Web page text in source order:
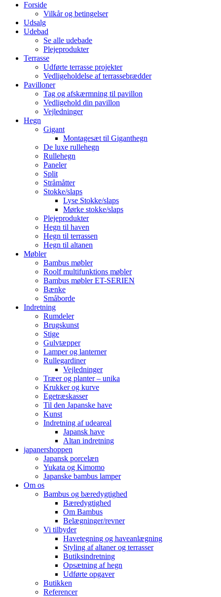
Forside
Vilkår og betingelser
Udsalg
Udebad
Se alle udebade
Plejeprodukter
Terrasse
Udførte terrasse projekter
Vedligeholdelse af terrassebrædder
Pavilloner
Tag og afskærmning til pavillon
Vedligehold din pavillon
Vejledninger
Hegn
Gigant
Montagesæt til Giganthegn
De luxe rullehegn
Rullehegn
Paneler
Split
Stråmåtter
Stokke/slaps
Lyse Stokke/slaps
Mørke stokke/slaps
Plejeprodukter
Hegn til haven
Hegn til terrassen
Hegn til altanen
Møbler
Bambus møbler
Roolf multifunktions møbler
Bambus møbler ET-SERIEN
Bænke
Småborde
Indretning
Rumdeler
Brugskunst
Stige
Gulvtæpper
Lamper og lanterner
Rullegardiner
Vejledninger
Træer og planter – unika
Krukker og kurve
Egetræskasser
Til den Japanske have
Kunst
Indretning af udeareal
Japansk have
Altan indretning
japanershoppen
Japansk porcelæn
Yukata og Kimomo
Japanske bambus lamper
Om os
Bambus og bæredygtighed
Bæredygtighed
Om Bambus
Belægninger/revner
Vi tilbyder
Havetegning og haveanlægning
Styling af altaner og terrasser
Butiksindretning
Opsætning af hegn
Udførte opgaver
Butikken
Referencer